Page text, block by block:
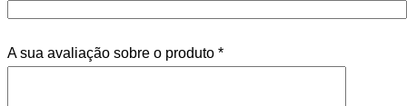
A sua avaliação sobre o produto *